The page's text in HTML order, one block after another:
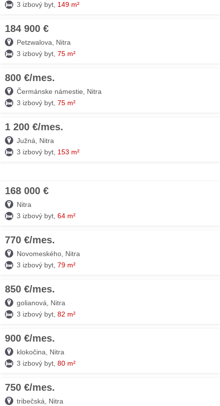
3 izbový byt, 149 m²
184 900 €
Petzwalova, Nitra
3 izbový byt, 75 m²
800 €/mes.
Čermánske námestie, Nitra
3 izbový byt, 75 m²
1 200 €/mes.
Južná, Nitra
3 izbový byt, 153 m²
168 000 €
Nitra
3 izbový byt, 64 m²
770 €/mes.
Novomeského, Nitra
3 izbový byt, 79 m²
850 €/mes.
golianová, Nitra
3 izbový byt, 82 m²
900 €/mes.
klokočina, Nitra
3 izbový byt, 80 m²
750 €/mes.
tribečská, Nitra